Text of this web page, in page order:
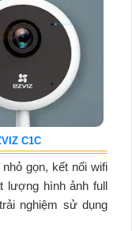
C1C
gọn, kết nối wifi
lượng hình ảnh full
nghiệm sử dụng